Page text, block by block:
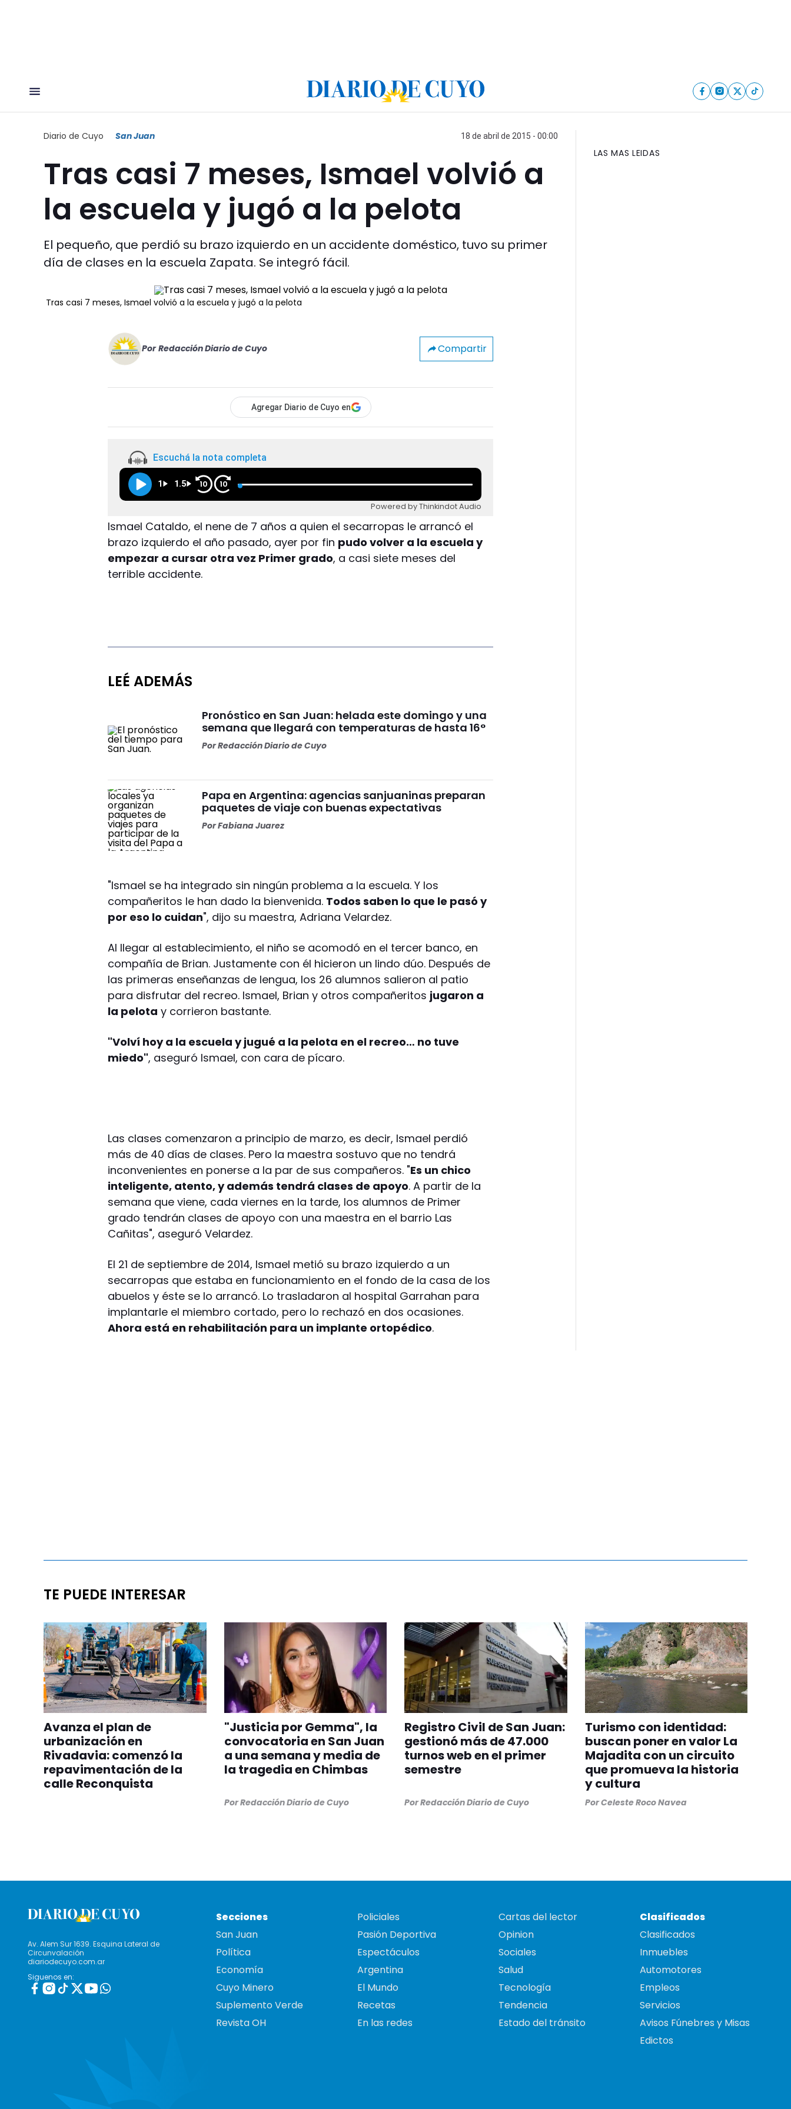
Diario de Cuyo San Juan 18 de abril de 2015 - 00:00
Tras casi 7 meses, Ismael volvió a
la escuela y jugó a la pelota
El pequeño, que perdió su brazo izquierdo en un accidente doméstico, tuvo su primer
día de clases en la escuela Zapata. Se integró fácil.
Tras casi 7 meses, Ismael volvió a la escuela y jugó a la pelota
Por Redacción Diario de Cuyo Compartir
Agregar Diario de Cuyo en
Escuchá la nota completa
1 1.5 10 10
Powered by Thinkindot Audio
Ismael Cataldo, el nene de 7 años a quien el secarropas le arrancó el
brazo izquierdo el año pasado, ayer por fin pudo volver a la escuela y
empezar a cursar otra vez Primer grado, a casi siete meses del
terrible accidente.
LEÉ ADEMÁS
Pronóstico en San Juan: helada este domingo y una
semana que llegará con temperaturas de hasta 16°
PorRedacción Diario de Cuyo
Papa en Argentina: agencias sanjuaninas preparan
paquetes de viaje con buenas expectativas
PorFabiana Juarez
"Ismael se ha integrado sin ningún problema a la escuela. Y los
compañeritos le han dado la bienvenida. Todos saben lo que le pasó y
por eso lo cuidan", dijo su maestra, Adriana Velardez.
Al llegar al establecimiento, el niño se acomodó en el tercer banco, en
compañía de Brian. Justamente con él hicieron un lindo dúo. Después de
las primeras enseñanzas de lengua, los 26 alumnos salieron al patio
para disfrutar del recreo. Ismael, Brian y otros compañeritos jugaron a
la pelota y corrieron bastante.
"Volví hoy a la escuela y jugué a la pelota en el recreo… no tuve
miedo", aseguró Ismael, con cara de pícaro.
Las clases comenzaron a principio de marzo, es decir, Ismael perdió
más de 40 días de clases. Pero la maestra sostuvo que no tendrá
inconvenientes en ponerse a la par de sus compañeros. "Es un chico
inteligente, atento, y además tendrá clases de apoyo. A partir de la
semana que viene, cada viernes en la tarde, los alumnos de Primer
grado tendrán clases de apoyo con una maestra en el barrio Las
Cañitas", aseguró Velardez.
El 21 de septiembre de 2014, Ismael metió su brazo izquierdo a un
secarropas que estaba en funcionamiento en el fondo de la casa de los
abuelos y éste se lo arrancó. Lo trasladaron al hospital Garrahan para
implantarle el miembro cortado, pero lo rechazó en dos ocasiones.
Ahora está en rehabilitación para un implante ortopédico.
LAS MAS LEIDAS
TE PUEDE INTERESAR
Avanza el plan de
urbanización en
Rivadavia: comenzó la
repavimentación de la
calle Reconquista
"Justicia por Gemma", la
convocatoria en San Juan
a una semana y media de
la tragedia en Chimbas
PorRedacción Diario de Cuyo
Registro Civil de San Juan:
gestionó más de 47.000
turnos web en el primer
semestre
PorRedacción Diario de Cuyo
Turismo con identidad:
buscan poner en valor La
Majadita con un circuito
que promueva la historia
y cultura
PorCeleste Roco Navea
Av. Alem Sur 1639. Esquina Lateral de
Circunvalación
diariodecuyo.com.ar
Siguenos en:
Secciones
San Juan
Política
Economía
Cuyo Minero
Suplemento Verde
Revista OH
Policiales
Pasión Deportiva
Espectáculos
Argentina
El Mundo
Recetas
En las redes
Cartas del lector
Opinion
Sociales
Salud
Tecnología
Tendencia
Estado del tránsito
Clasificados
Clasificados
Inmuebles
Automotores
Empleos
Servicios
Avisos Fúnebres y Misas
Edictos